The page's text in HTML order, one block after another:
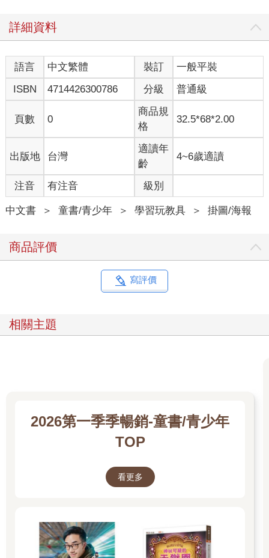
詳細資料
語言 中文繁體 裝訂
一般平裝
ISBN
4714426300786 分級 普通級
頁數 0
商品規
格
32.5*68*2.00
出版地 台灣
適讀年
齡
4~6歲適讀
注音 有注音 級別
中文書 ＞ 童書/青少年 ＞ 學習玩教具 ＞ 掛圖/海報
商品評價
寫評價
相關主題
2026第一季季暢銷-童書/青少年
TOP
看更多